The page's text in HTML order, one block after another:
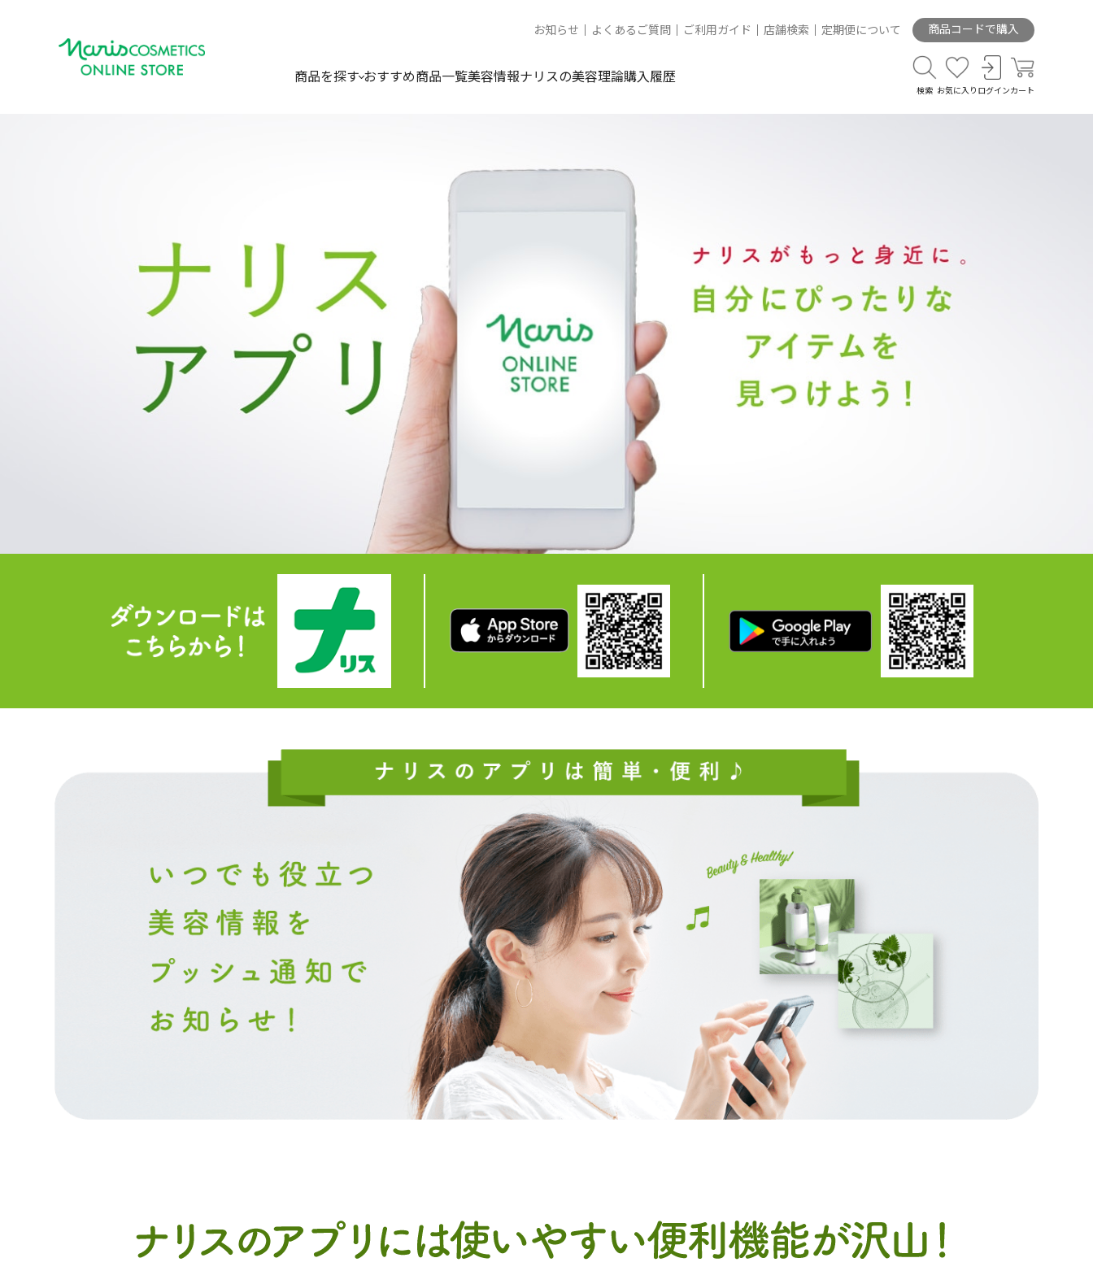
お知らせ よくあるご質問 ご利用ガイド 店舗検索 定期便について 商品コードで購入
商品を探す おすすめ商品一覧美容情報ナリスの美容理論購入履歴
検索 お気に入り ログイン カート